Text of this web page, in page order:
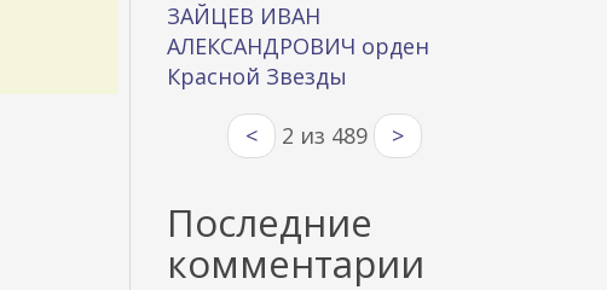
ЗАЙЦЕВ ИВАН
АЛЕКСАНДРОВИЧ орден
Красной Звезды
< 2 из 489 >
Последние
комментарии